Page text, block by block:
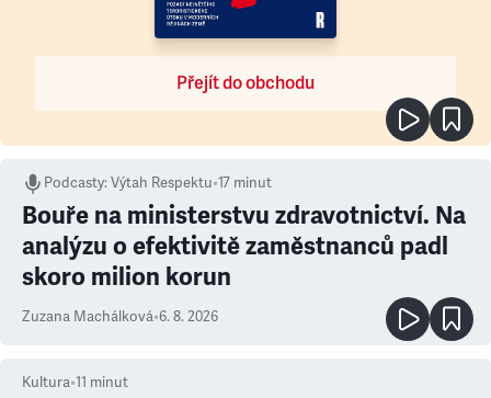
Přejít do obchodu
Podcasty:Výtah Respektu•17 minut
Bouře na ministerstvu zdravotnictví. Na
analýzu o efektivitě zaměstnanců padl
skoro milion korun
Zuzana Machálková•6. 8. 2026
Kultura•11 minut